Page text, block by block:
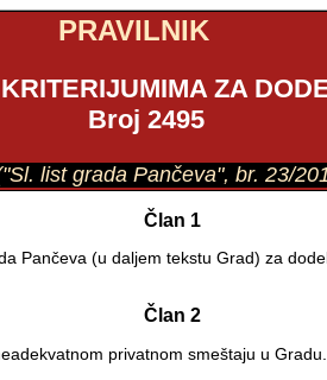
PRAVILNIK
ZA
Broj 2495
list grada Pančeva", br. 23/
Član 1
Pančeva (u daljem tekstu Grad) za
Član 2
privatnom smeštaju u